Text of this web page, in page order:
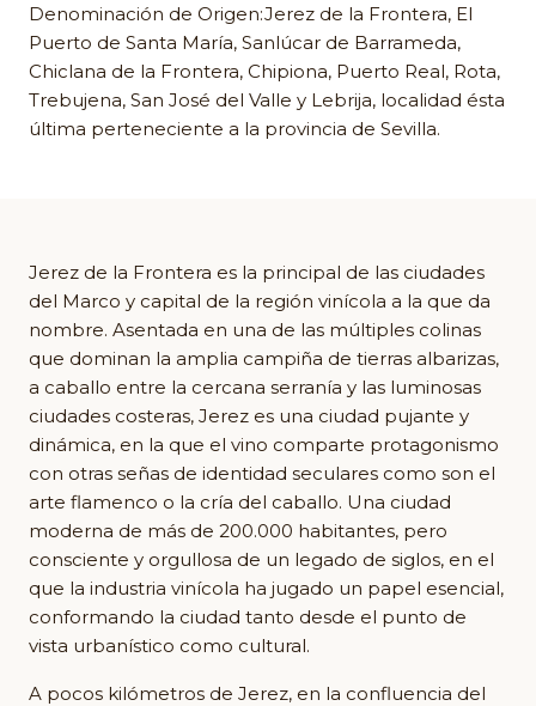
Denominación de Origen:Jerez de la Frontera, El
Puerto de Santa María, Sanlúcar de Barrameda,
Chiclana de la Frontera, Chipiona, Puerto Real, Rota,
Trebujena, San José del Valle y Lebrija, localidad ésta
última perteneciente a la provincia de Sevilla.
Jerez de la Frontera es la principal de las ciudades
del Marco y capital de la región vinícola a la que da
nombre. Asentada en una de las múltiples colinas
que dominan la amplia campiña de tierras albarizas,
a caballo entre la cercana serranía y las luminosas
ciudades costeras, Jerez es una ciudad pujante y
dinámica, en la que el vino comparte protagonismo
con otras señas de identidad seculares como son el
arte flamenco o la cría del caballo. Una ciudad
moderna de más de 200.000 habitantes, pero
consciente y orgullosa de un legado de siglos, en el
que la industria vinícola ha jugado un papel esencial,
conformando la ciudad tanto desde el punto de
vista urbanístico como cultural.
A pocos kilómetros de Jerez, en la confluencia del